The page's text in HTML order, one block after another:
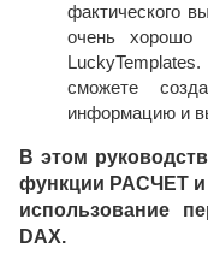
фактического
очень хорошо
сможете
информацию и
В этом
функции РАСЧЕТ
использование
DAX.